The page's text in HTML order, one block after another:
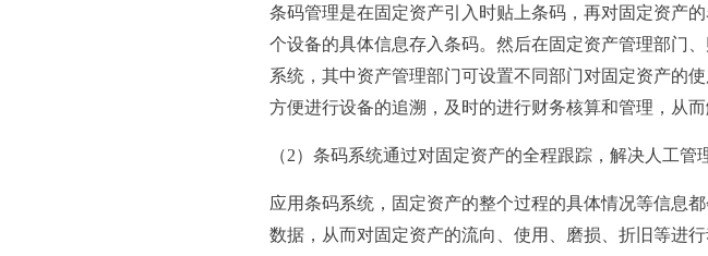
条码管理是在固定资产引入时贴上条码，再对固定资产
个设备的具体信息存入条码。然后在固定资产管理部门
系统，其中资产管理部门可设置不同部门对固定资产的
方便进行设备的追溯，及时的进行财务核算和管理，从
（2）条码系统通过对固定资产的全程跟踪，解决人工管
应用条码系统，固定资产的整个过程的具体情况等信息
数据，从而对固定资产的流向、使用、磨损、折旧等进